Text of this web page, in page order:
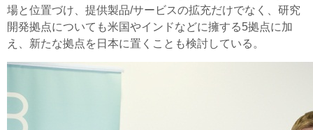
場と位置づけ、提供製品/サービスの拡充だけでなく、研究
開発拠点についても米国やインドなどに擁する5拠点に加
え、新たな拠点を日本に置くことも検討している。